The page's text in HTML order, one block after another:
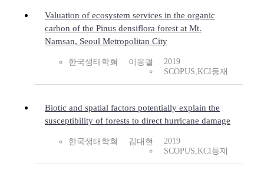
Valuation of ecosystem services in the organic
carbon of the Pinus densiflora forest at Mt.
Namsan, Seoul Metropolitan City
한국생태학회 이응필
2019
SCOPUS,KCI등재
Biotic and spatial factors potentially explain the
susceptibility of forests to direct hurricane damage
한국생태학회 김대현
2019
SCOPUS,KCI등재